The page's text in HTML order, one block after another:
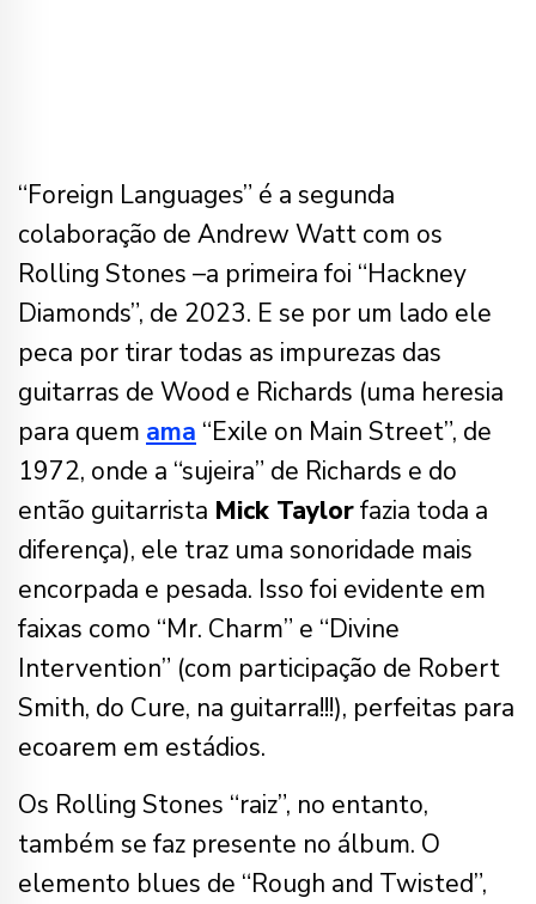
“Foreign Languages” é a segunda
colaboração de Andrew Watt com os
Rolling Stones –a primeira foi “Hackney
Diamonds”, de 2023. E se por um lado ele
peca por tirar todas as impurezas das
guitarras de Wood e Richards (uma heresia
para quem ama “Exile on Main Street”, de
1972, onde a “sujeira” de Richards e do
então guitarrista Mick Taylorfazia toda a
diferença), ele traz uma sonoridade mais
encorpada e pesada. Isso foi evidente em
faixas como “Mr. Charm” e “Divine
Intervention” (com participação de Robert
Smith, do Cure, na guitarra!!!), perfeitas para
ecoarem em estádios.
Os Rolling Stones “raiz”, no entanto,
também se faz presente no álbum. O
elemento blues de “Rough and Twisted”,